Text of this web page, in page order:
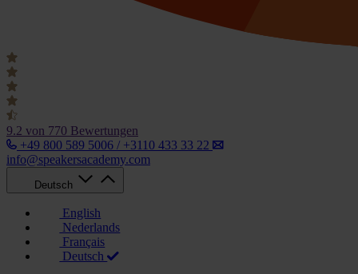
9.2 von 770 Bewertungen
+49 800 589 5006 / +3110 433 33 22
info@speakersacademy.com
Deutsch
English
Nederlands
Français
Deutsch